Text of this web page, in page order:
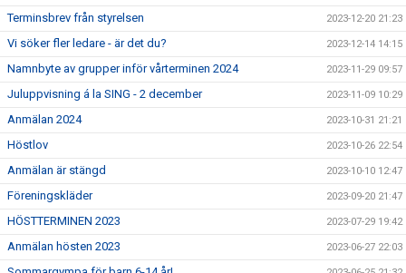
Terminsbrev från styrelsen 2023-12-20 21:23
Vi söker fler ledare - är det du? 2023-12-14 14:15
Namnbyte av grupper inför vårterminen 2024 2023-11-29 09:57
Juluppvisning á la SING - 2 december 2023-11-09 10:29
Anmälan 2024 2023-10-31 21:21
Höstlov 2023-10-26 22:54
Anmälan är stängd 2023-10-10 12:47
Föreningskläder 2023-09-20 21:47
HÖSTTERMINEN 2023 2023-07-29 19:42
Anmälan hösten 2023 2023-06-27 22:03